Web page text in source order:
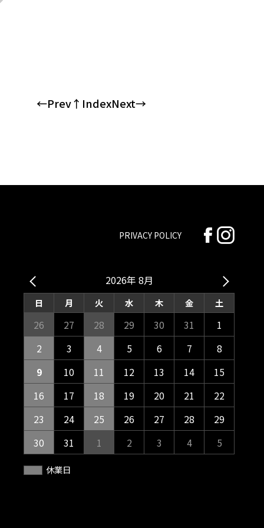
←Prev↑IndexNext→
PRIVACY POLICY
2026年 8月
日 月 火 水 木 金 土
26 27 28 29 30 31
1
2
3 4 5 6 7
8
9
10 11 12 13 14
15
16
17 18 19 20 21
22
23
24 25 26 27 28
29
30
31 1 2 3 4 5
休業日